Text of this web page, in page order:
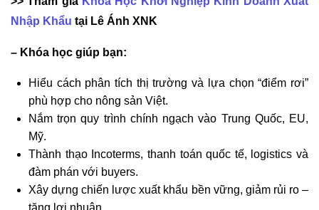
Nhập Khẩu tại Lê Ánh XNK
– Khóa học giúp bạn:
Hiểu cách phân tích thị trường và lựa chọn “điểm rơi”
phù hợp cho nông sản Việt.
Nắm trọn quy trình chính ngạch vào Trung Quốc, EU,
Mỹ.
Thành thạo Incoterms, thanh toán quốc tế, logistics và
đàm phán với buyers.
Xây dựng chiến lược xuất khẩu bền vững, giảm rủi ro –